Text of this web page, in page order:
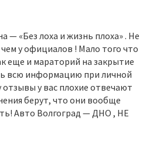
— «Без лоха и жизнь плоха» . Не
у официалов ! Мало того что
еще и мараторий на закрытие
всю информацию при личной
отзывы у вас плохие отвечают
берут, что они вообще
Авто Волгоград — ДНО , НЕ